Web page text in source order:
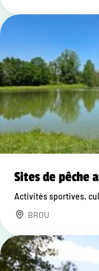
Sites de pêche
Activités sportives,
BROU